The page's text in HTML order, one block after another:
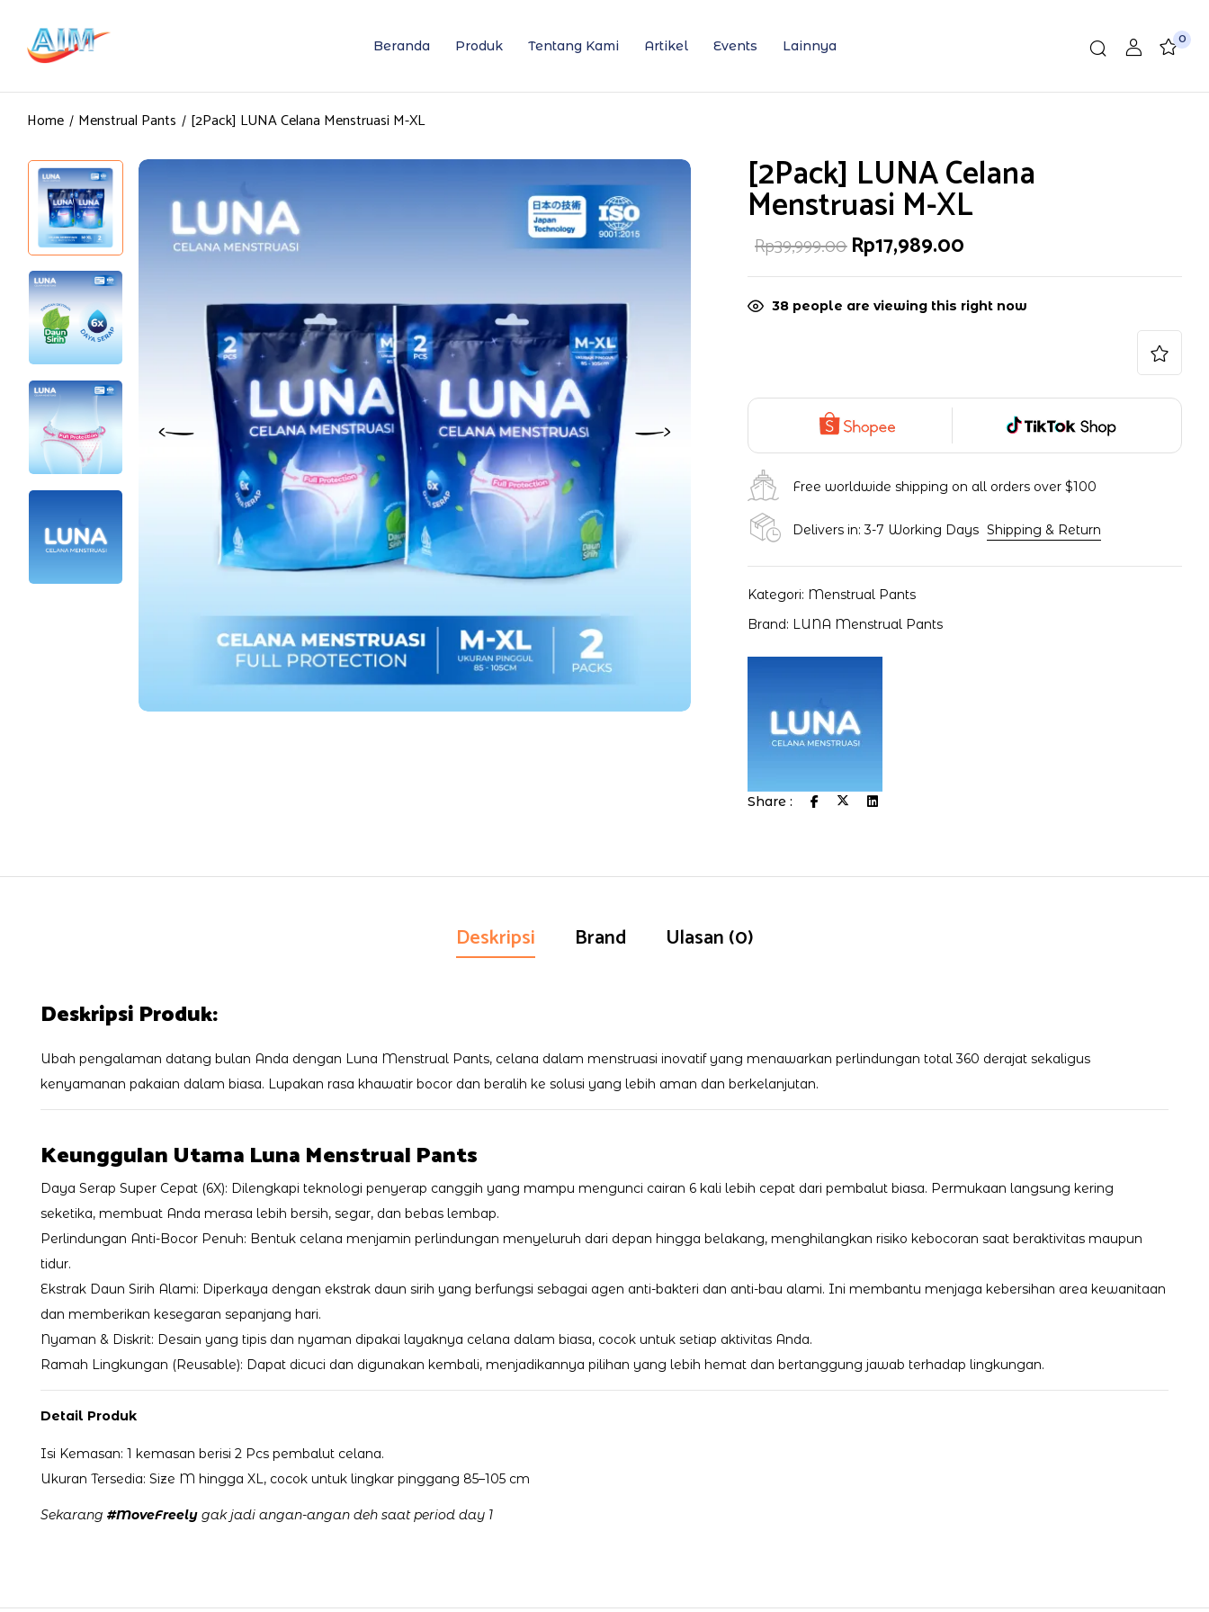
Beranda Produk Tentang Kami Artikel Events Lainnya 0
Home Menstrual Pants [2Pack] LUNA Celana Menstruasi M-XL
[2Pack] LUNA Celana
Menstruasi M-XL
Rp39,999.00Harga
aslinya
adalah:
Rp39,999.00.
Rp17,989.00
ini
adalah:
Rp17,989.00.
38 people are viewing this right now
Free worldwide shipping on all orders over $100
Delivers in: 3-7 Working Days Shipping & Return
Kategori: Menstrual Pants
Brand: LUNA Menstrual Pants
Share :
Deskripsi Brand Ulasan (0)
Deskripsi Produk:
Ubah pengalaman datang bulan Anda dengan Luna Menstrual Pants, celana dalam menstruasi inovatif yang menawarkan perlindungan total 360 derajat sekaligus
kenyamanan pakaian dalam biasa. Lupakan rasa khawatir bocor dan beralih ke solusi yang lebih aman dan berkelanjutan.
Keunggulan Utama Luna Menstrual Pants
Daya Serap Super Cepat (6X): Dilengkapi teknologi penyerap canggih yang mampu mengunci cairan 6 kali lebih cepat dari pembalut biasa. Permukaan langsung kering
seketika, membuat Anda merasa lebih bersih, segar, dan bebas lembap.
Perlindungan Anti-Bocor Penuh: Bentuk celana menjamin perlindungan menyeluruh dari depan hingga belakang, menghilangkan risiko kebocoran saat beraktivitas maupun
tidur.
Ekstrak Daun Sirih Alami: Diperkaya dengan ekstrak daun sirih yang berfungsi sebagai agen anti-bakteri dan anti-bau alami. Ini membantu menjaga kebersihan area kewanitaan
dan memberikan kesegaran sepanjang hari.
Nyaman & Diskrit: Desain yang tipis dan nyaman dipakai layaknya celana dalam biasa, cocok untuk setiap aktivitas Anda.
Ramah Lingkungan (Reusable): Dapat dicuci dan digunakan kembali, menjadikannya pilihan yang lebih hemat dan bertanggung jawab terhadap lingkungan.
Detail Produk
Isi Kemasan: 1 kemasan berisi 2 Pcs pembalut celana.
Ukuran Tersedia: Size M hingga XL, cocok untuk lingkar pinggang 85–105 cm
Sekarang #MoveFreely gak jadi angan-angan deh saat period day 1